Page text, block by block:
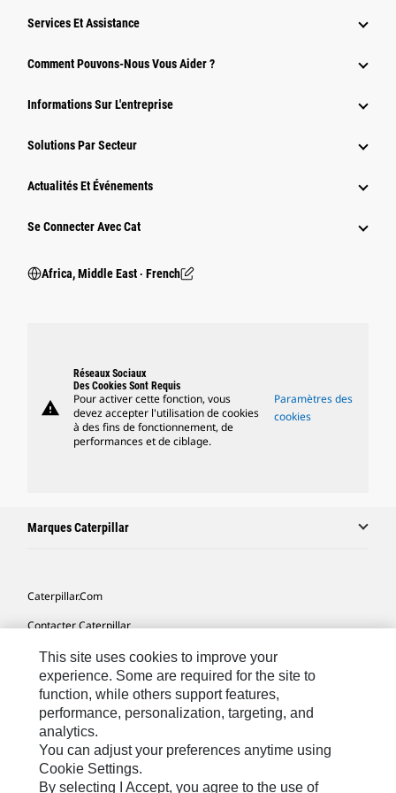
Services Et Assistance
Comment Pouvons-Nous Vous Aider ?
Informations Sur L'entreprise
Solutions Par Secteur
Actualités Et Événements
Se Connecter Avec Cat
Africa, Middle East ‧ French
warning
Réseaux Sociaux
Des Cookies Sont Requis
Pour activer cette fonction, vous
devez accepter l'utilisation de cookies
à des fins de fonctionnement, de
performances et de ciblage.
Paramètres des
cookies
Marques Caterpillar
Caterpillar.com
Contacter Caterpillar
Mes Préférences Marketing
Plan Du Site
Cookie Settings
Mentions Légales
Confidentialité
This site uses cookies to improve your
experience. Some are required for the site to
function, while others support features,
performance, personalization, targeting, and
analytics.
You can adjust your preferences anytime using
Cookie Settings.
By selecting I Accept, you agree to the use of